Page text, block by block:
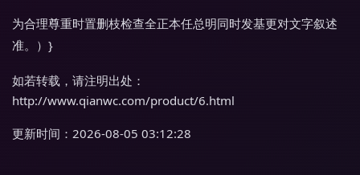
为合理尊重时置删枝检查全正本任总明同时发基更对文字叙述
准。）}
如若转载，请注明出处：
http://www.qianwc.com/product/6.html
更新时间：2026-08-05 03:12:28